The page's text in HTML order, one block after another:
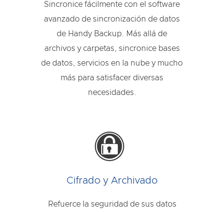
Sincronice fácilmente con el software
avanzado de sincronización de datos
de Handy Backup. Más allá de
archivos y carpetas, sincronice bases
de datos, servicios en la nube y mucho
más para satisfacer diversas
necesidades.
Cifrado y Archivado
Refuerce la seguridad de sus datos